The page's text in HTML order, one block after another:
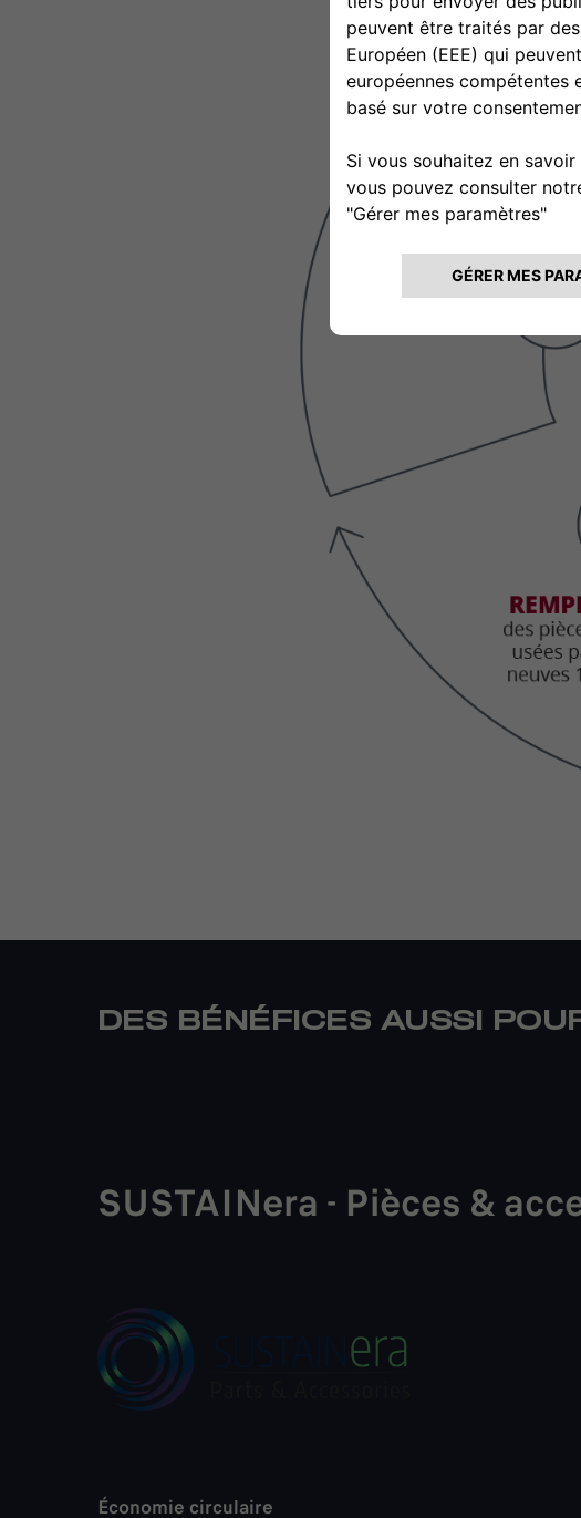
DES BÉNÉFICES AUSSI
SUSTAINera - Pièces &
Économie circulaire